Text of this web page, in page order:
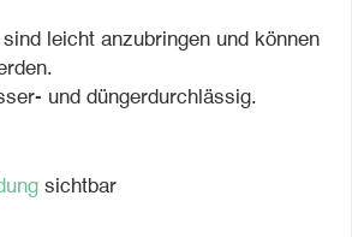
leicht anzubringen und können
und düngerdurchlässig.
sichtbar